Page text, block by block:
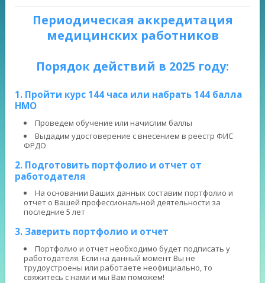
Периодическая аккредитация
медицинских работников
Порядок действий в 2025 году:
1. Пройти курс 144 часа или набрать 144 балла
НМО
Проведем обучение или начислим баллы
Выдадим удостоверение с внесением в реестр ФИС
ФРДО
2. Подготовить портфолио и отчет от
работодателя
На основании Ваших данных составим портфолио и
отчет о Вашей профессиональной деятельности за
последние 5 лет
3. Заверить портфолио и отчет
Портфолио и отчет необходимо будет подписать у
работодателя. Если на данный момент Вы не
трудоустроены или работаете неофициально, то
свяжитесь с нами и мы Вам поможем!